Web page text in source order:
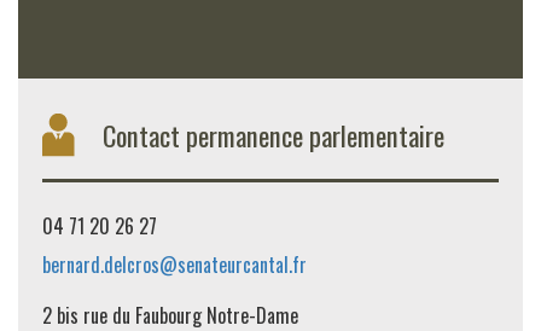
Contact permanence parlementaire
04 71 20 26 27
bernard.delcros@senateurcantal.fr
2 bis rue du Faubourg Notre-Dame